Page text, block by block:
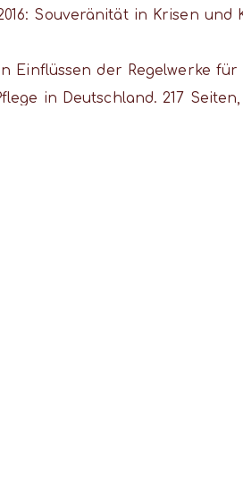
Souveränität in Krisen
Einflüssen der Regelwerke
in Deutschland. 217